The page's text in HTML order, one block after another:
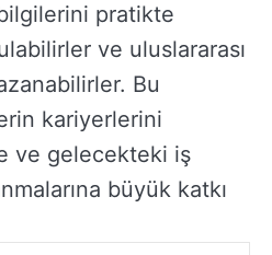
pratikte
ve uluslararası
Bu
kariyerlerini
ve gelecekteki iş
büyük katkı